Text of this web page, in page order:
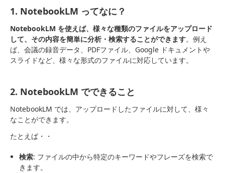
1. NotebookLM ってなに？
NotebookLM を使えば、様々な種類のファイルをアップロード
して、その内容を簡単に分析・検索することができます。例え
ば、会議の録音データ、PDFファイル、Google ドキュメントや
スライドなど、様々な形式のファイルに対応しています。
2. NotebookLM でできること
NotebookLM では、アップロードしたファイルに対して、様々
なことができます。
たとえば・・
検索: ファイルの中から特定のキーワードやフレーズを検索で
きます。